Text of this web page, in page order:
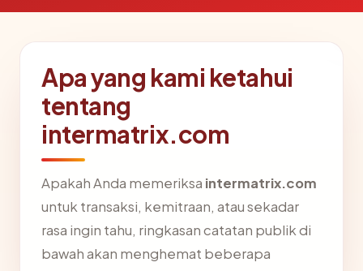
Apa yang kami ketahui
tentang
intermatrix.com
Apakah Anda memeriksa intermatrix.com
untuk transaksi, kemitraan, atau sekadar
rasa ingin tahu, ringkasan catatan publik di
bawah akan menghemat beberapa